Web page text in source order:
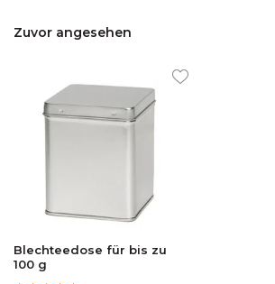
Zuvor angesehen
Blechteedose für bis zu
100 g